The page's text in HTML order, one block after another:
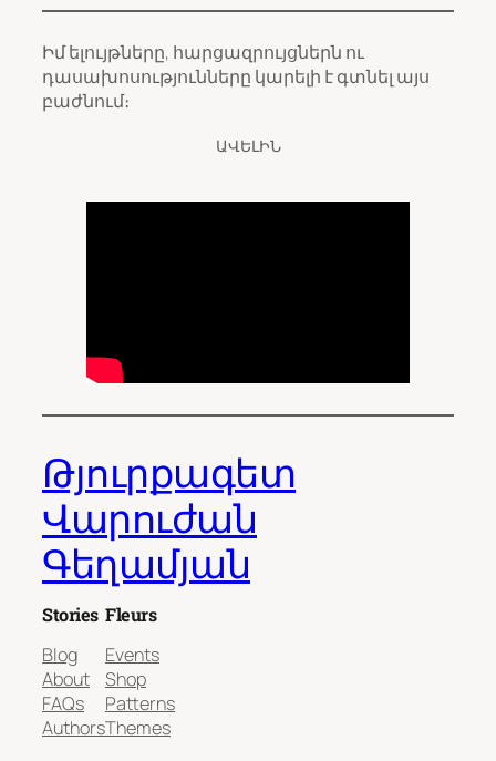
Իմ ելույթները, հարցազրույցներն ու
դասախոսությունները կարելի է գտնել այս
բաժնում։
ԱՎԵԼԻՆ
Թյուրքագետ
Վարուժան
Գեղամյան
Stories
Blog
About
FAQs
Authors
Fleurs
Events
Shop
Patterns
Themes